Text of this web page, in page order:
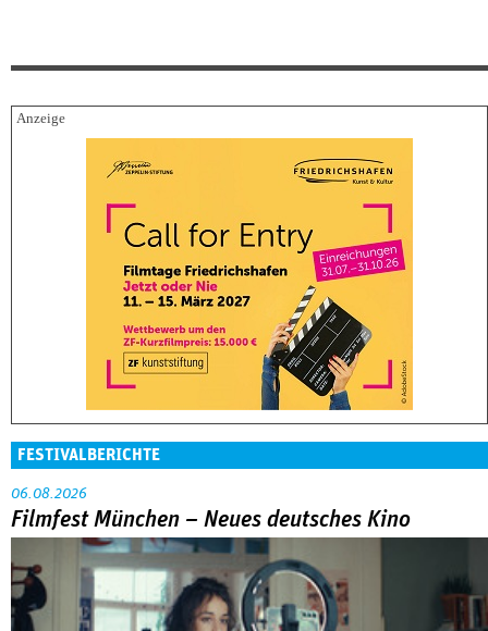
FESTIVALBERICHTE
06.08.2026
Filmfest München – Neues deutsches Kino